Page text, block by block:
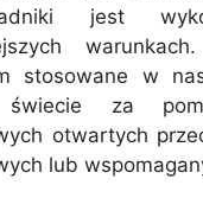
jest
stosowane w
za
otwartych
lub